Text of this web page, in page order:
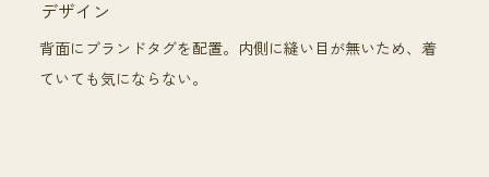
デザイン
背面にブランドタグを配置。内側に縫い目が無いため、着
ていても気にならない。